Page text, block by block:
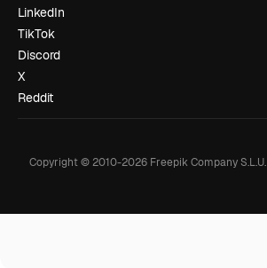
LinkedIn
TikTok
Discord
X
Reddit
Copyright © 2010-2026Freepik Company S.L.U.